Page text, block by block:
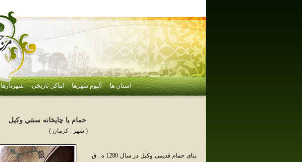
استان ها آلبوم شهرها اماکن تاریخی شهردارها
حمام‌ يا چايخانه‌ سنتي‌ وكيل‌
( شهر :كرمان )
بنای‌ حمام‌ قدیمی‌ وکیل‌ در سال‌ 1280 ه . ق‌